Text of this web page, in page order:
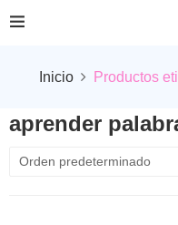
Inicio Productos
aprender